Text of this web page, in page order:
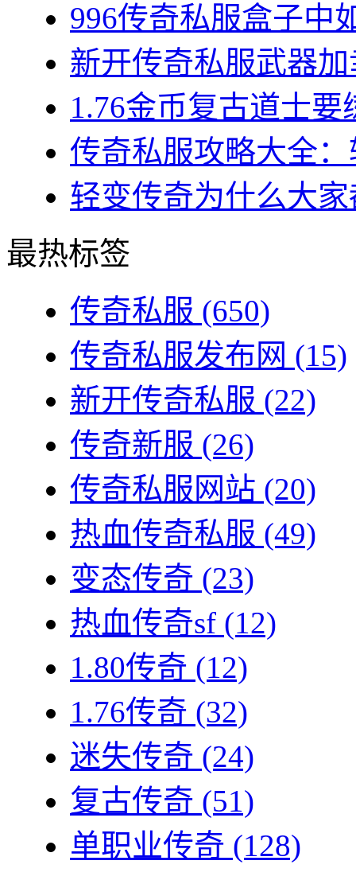
996传奇私服盒子中
新开传奇私服武器
1.76金币复古道士
传奇私服攻略大全
轻变传奇为什么大
最热标签
传奇私服 (650)
传奇私服发布网 (15)
新开传奇私服 (22)
传奇新服 (26)
传奇私服网站 (20)
热血传奇私服 (49)
变态传奇 (23)
热血传奇sf (12)
1.80传奇 (12)
1.76传奇 (32)
迷失传奇 (24)
复古传奇 (51)
单职业传奇 (128)